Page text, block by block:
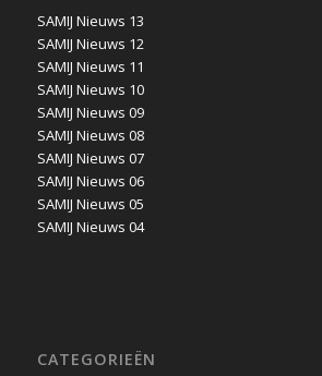
SAMIJ Nieuws 13
SAMIJ Nieuws 12
SAMIJ Nieuws 11
SAMIJ Nieuws 10
SAMIJ Nieuws 09
SAMIJ Nieuws 08
SAMIJ Nieuws 07
SAMIJ Nieuws 06
SAMIJ Nieuws 05
SAMIJ Nieuws 04
CATEGORIEËN